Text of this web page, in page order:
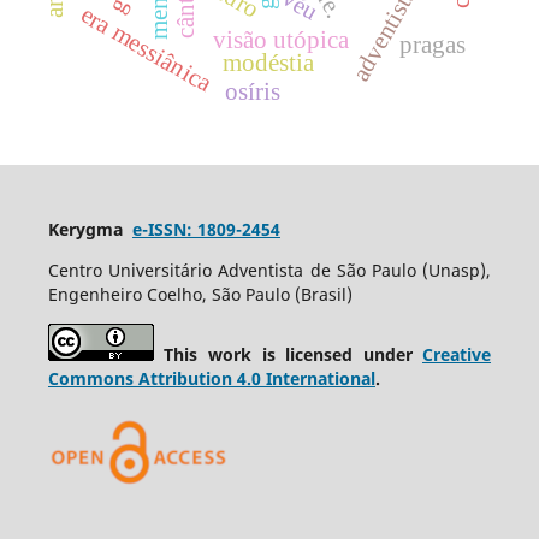
visão utópica
era messiânica adventistas
modéstia
pragas
osíris
Kerygma e-ISSN: 1809-2454
Centro Universitário Adventista de São Paulo (Unasp),
Engenheiro Coelho, São Paulo (Brasil)
This work is licensed underCreative
Commons Attribution 4.0 International.